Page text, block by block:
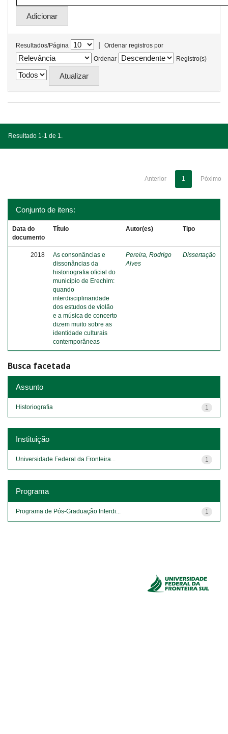
Resultados/Página |
Ordenar registros por
Ordenar
Registro(s)
Resultado 1-1 de 1.
Anterior 1 Póximo
Conjunto de itens:
Data do
documento
Título Autor(es) Tipo
2018
As consonâncias e
dissonâncias da
historiografia oficial do
município de Erechim:
quando
interdisciplinaridade
dos estudos de violão
e a música de concerto
dizem muito sobre as
identidade culturais
contemporâneas
Pereira, Rodrigo
Alves
Dissertação
Busca facetada
Assunto
1
Historiografia
Instituição
1
Universidade Federal da Fronteira...
Programa
1
Programa de Pós-Graduação Interdi...